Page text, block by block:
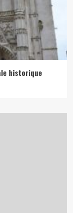
historique